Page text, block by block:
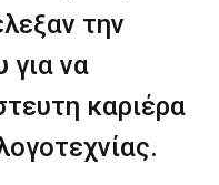
την
για να
καριέρα